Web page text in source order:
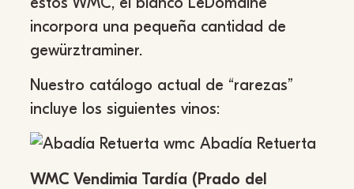
incorpora una pequeña cantidad de
gewürztraminer.
Nuestro catálogo actual de “rarezas”
incluye los siguientes vinos:
WMC Vendimia Tardía (Prado del